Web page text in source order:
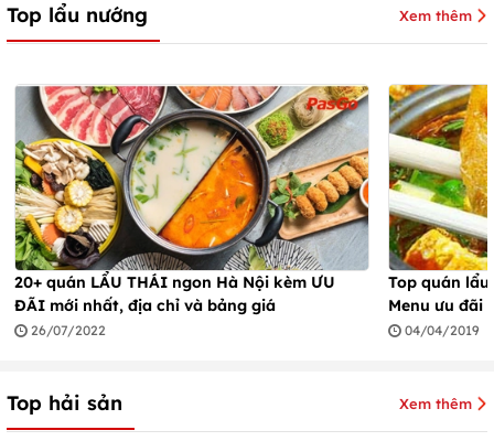
Top lẩu nướng Xem thêm
20+ quán LẨU THÁI ngon Hà Nội kèm ƯU
ĐÃI mới nhất, địa chỉ và bảng giá
26/07/2022
Top quán
Menu ưu đãi
04/04/2019
Top hải sản Xem thêm